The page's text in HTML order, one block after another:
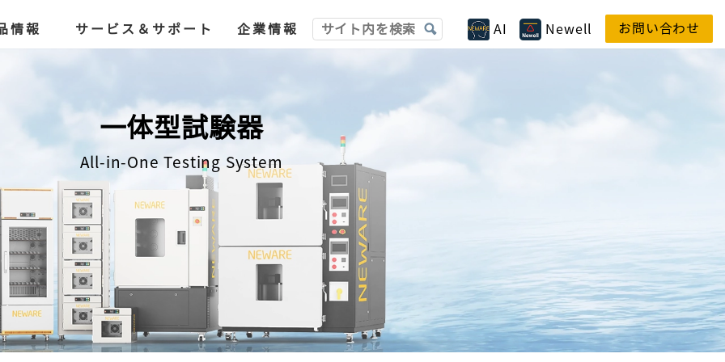
情報 サービス＆サポート 企業情報 AI Newell お問い合わせ
一体型試験器
All-in-One Testing System